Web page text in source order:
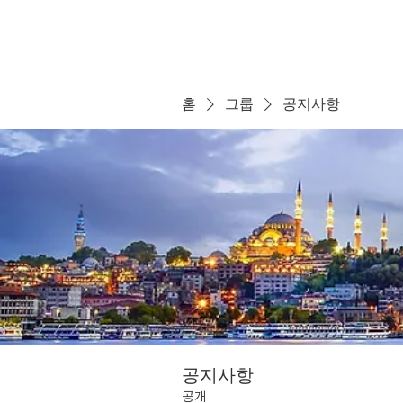
홈 그룹 공지사항
공지사항
공개